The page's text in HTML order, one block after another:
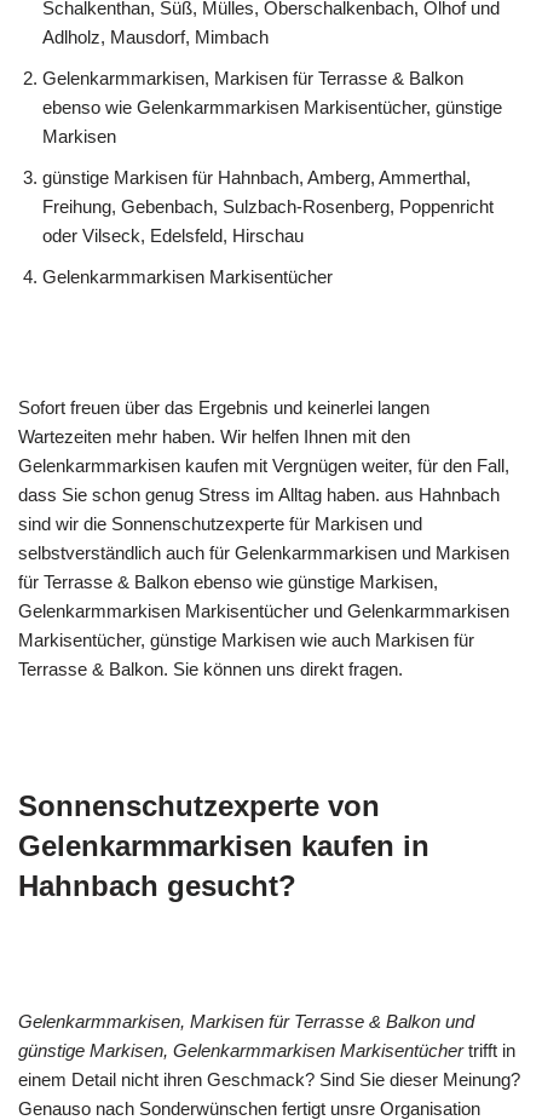
Schalkenthan, Süß, Mülles, Oberschalkenbach, Ölhof und
Adlholz, Mausdorf, Mimbach
Gelenkarmmarkisen, Markisen für Terrasse & Balkon
ebenso wie Gelenkarmmarkisen Markisentücher, günstige
Markisen
günstige Markisen für Hahnbach, Amberg, Ammerthal,
Freihung, Gebenbach, Sulzbach-Rosenberg, Poppenricht
oder Vilseck, Edelsfeld, Hirschau
Gelenkarmmarkisen Markisentücher
Sofort freuen über das Ergebnis und keinerlei langen
Wartezeiten mehr haben. Wir helfen Ihnen mit den
Gelenkarmmarkisen kaufen mit Vergnügen weiter, für den Fall,
dass Sie schon genug Stress im Alltag haben. aus Hahnbach
sind wir die Sonnenschutzexperte für Markisen und
selbstverständlich auch für Gelenkarmmarkisen und Markisen
für Terrasse & Balkon ebenso wie günstige Markisen,
Gelenkarmmarkisen Markisentücher und Gelenkarmmarkisen
Markisentücher, günstige Markisen wie auch Markisen für
Terrasse & Balkon. Sie können uns direkt fragen.
Sonnenschutzexperte von
Gelenkarmmarkisen kaufen in
Hahnbach gesucht?
Gelenkarmmarkisen, Markisen für Terrasse & Balkon und
günstige Markisen, Gelenkarmmarkisen Markisentüchertrifft in
einem Detail nicht ihren Geschmack? Sind Sie dieser Meinung?
Genauso nach Sonderwünschen fertigt unsre Organisation